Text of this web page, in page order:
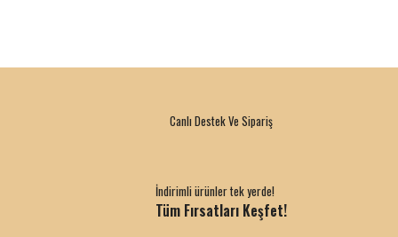
Canlı Destek Ve Sipariş
İndirimli ürünler tek yerde!
Tüm Fırsatları Keşfet!